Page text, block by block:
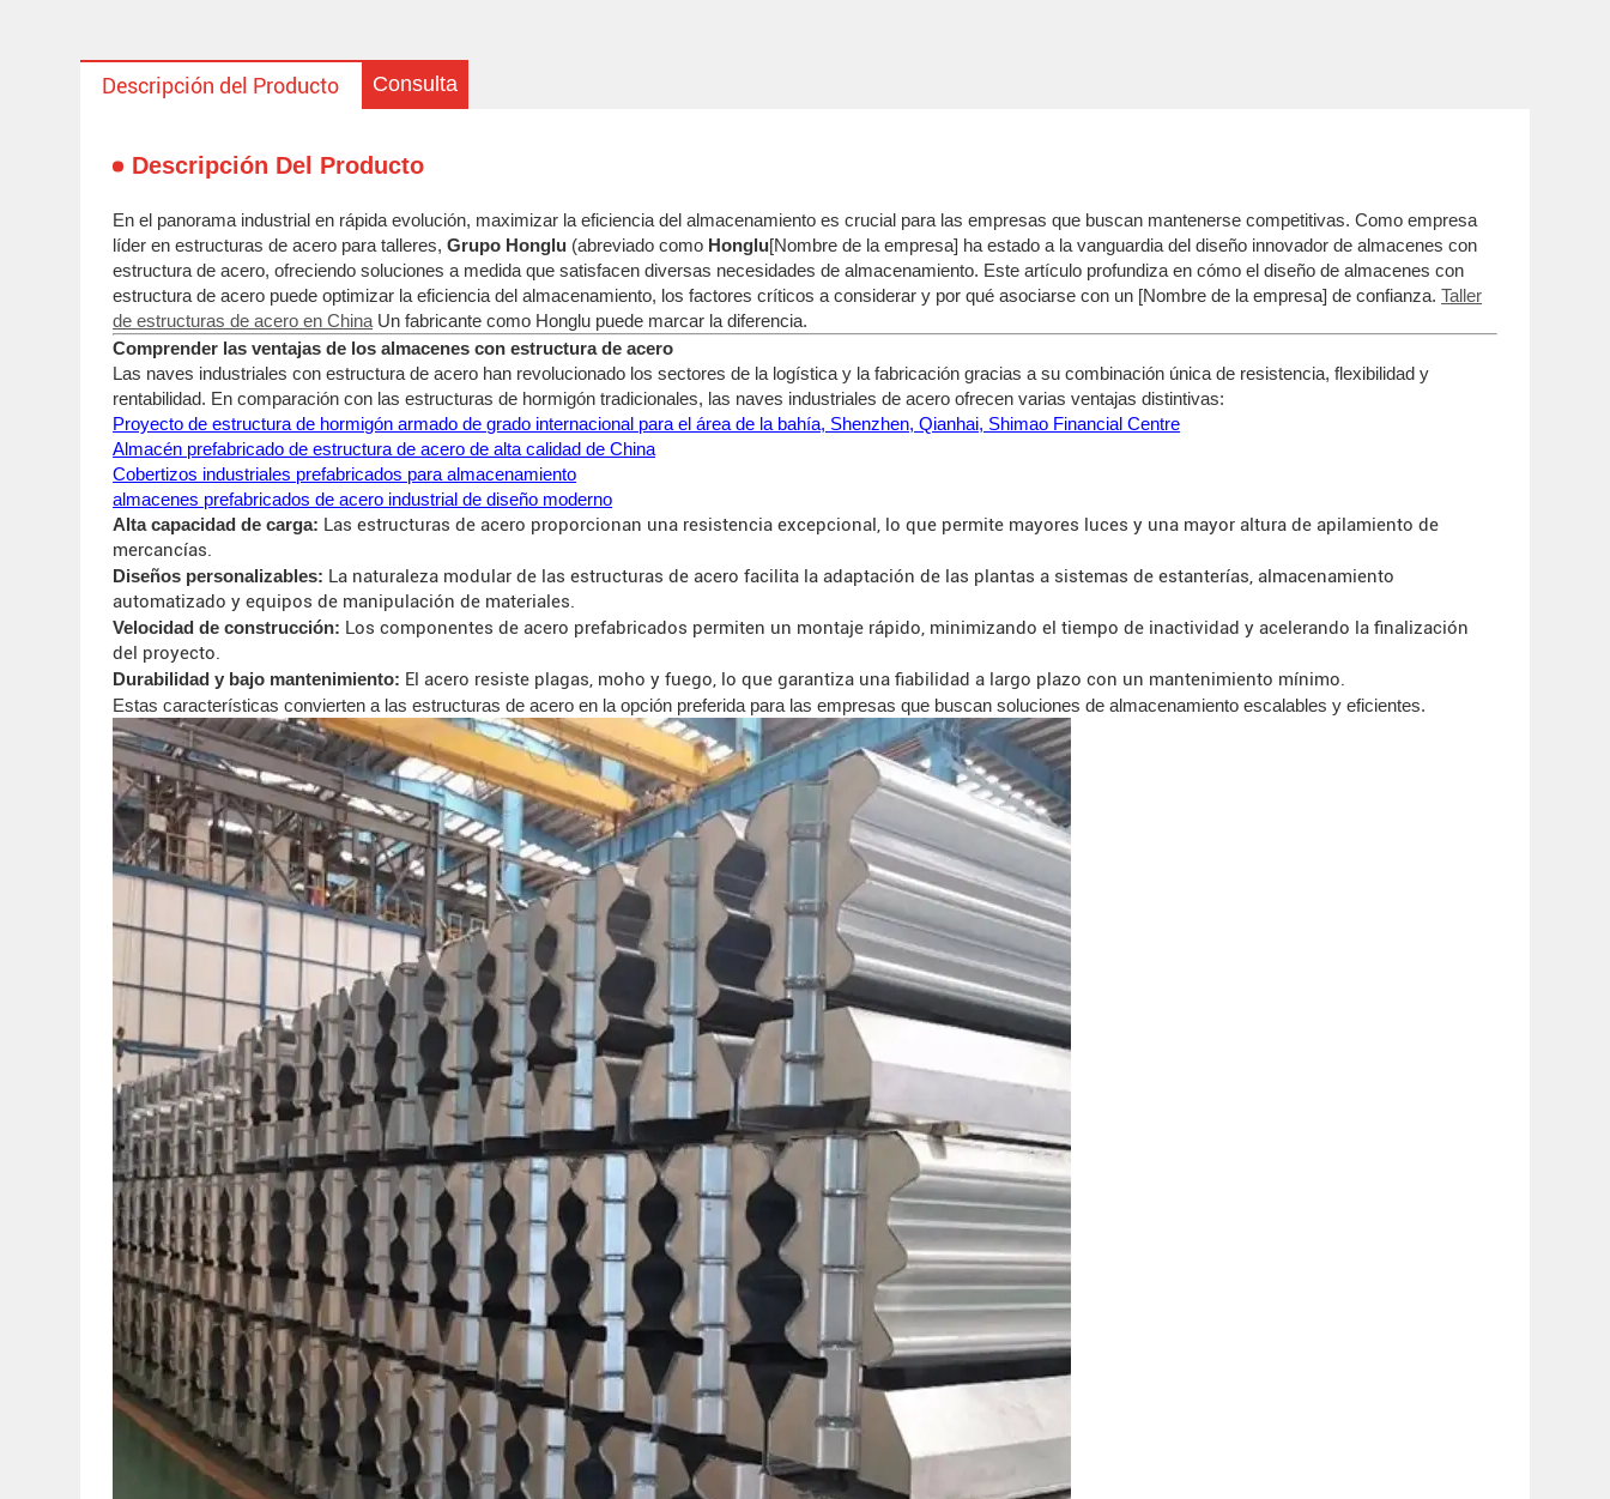
Descripción del Producto Consulta
Descripción Del Producto
En el panorama industrial en rápida evolución, maximizar la eficiencia del almacenamiento es crucial para las empresas que buscan mantenerse competitivas. Como empresa
líder en estructuras de acero para talleres,Grupo Honglu (abreviado como Honglu[Nombre de la empresa] ha estado a la vanguardia del diseño innovador de almacenes con
estructura de acero, ofreciendo soluciones a medida que satisfacen diversas necesidades de almacenamiento. Este artículo profundiza en cómo el diseño de almacenes con
estructura de acero puede optimizar la eficiencia del almacenamiento, los factores críticos a considerar y por qué asociarse con un [Nombre de la empresa] de confianza.Taller
de estructuras de acero en China Un fabricante como Honglu puede marcar la diferencia.
Comprender las ventajas de los almacenes con estructura de acero
Las naves industriales con estructura de acero han revolucionado los sectores de la logística y la fabricación gracias a su combinación única de resistencia, flexibilidad y
rentabilidad. En comparación con las estructuras de hormigón tradicionales, las naves industriales de acero ofrecen varias ventajas distintivas:
Proyecto de estructura de hormigón armado de grado internacional para el área de la bahía, Shenzhen, Qianhai, Shimao Financial Centre
Almacén prefabricado de estructura de acero de alta calidad de China
Cobertizos industriales prefabricados para almacenamiento
almacenes prefabricados de acero industrial de diseño moderno
Alta capacidad de carga: Las estructuras de acero proporcionan una resistencia excepcional, lo que permite mayores luces y una mayor altura de apilamiento de
mercancías.
Diseños personalizables: La naturaleza modular de las estructuras de acero facilita la adaptación de las plantas a sistemas de estanterías, almacenamiento
automatizado y equipos de manipulación de materiales.
Velocidad de construcción: Los componentes de acero prefabricados permiten un montaje rápido, minimizando el tiempo de inactividad y acelerando la finalización
del proyecto.
Durabilidad y bajo mantenimiento: El acero resiste plagas, moho y fuego, lo que garantiza una fiabilidad a largo plazo con un mantenimiento mínimo.
Estas características convierten a las estructuras de acero en la opción preferida para las empresas que buscan soluciones de almacenamiento escalables y eficientes.